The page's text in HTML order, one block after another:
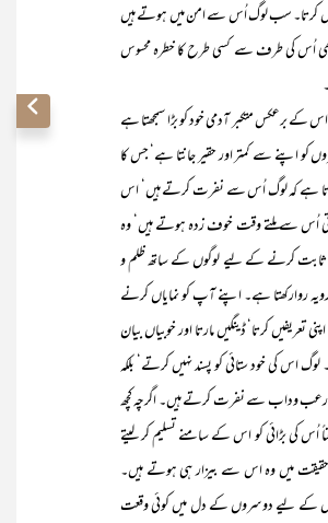
کرتا۔ سب لوگ اُس سے امن میں ہوتے ہیں
اُس کی طرف سے کسی طرح کا خطرہ محسوس
متکبر آدمی خود کو بڑا سمجھتا ہے
کو اپنے سے کمتر اور حقیر جانتا ہے‘ جس کا
ہوتا ہے کہ لوگ اُس سے نفرت کرتے ہیں‘ اس
اُس سے ملتے وقت خوف زدہ ہوتے ہیں‘ وہ
ثابت کرنے کے لیے لوگوں کے ساتھ ظلم و
رویہ روارکھتا ہے۔ اپنے آپ کو نمایاں کرنے
تعریفیں کرتا‘ ڈینگیں مارتا اور خوبیاں بیان
اس کی خود ستائی کو پسند نہیں کرتے‘ بلکہ
وداب سے نفرت کرتے ہیں۔ اگرچہ کچھ
اُس کی بڑائی کو اس کے سامنے تسلیم کر لیتے
حقیقت میں وہ اس سے بیزار ہی ہوتے ہیں۔
کے لیے دوسروں کے دل میں کوئی وقعت